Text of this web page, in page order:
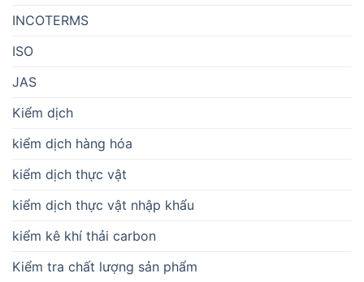
INCOTERMS
ISO
JAS
Kiểm dịch
kiểm dịch hàng hóa
kiểm dịch thực vật
kiểm dịch thực vật nhập khẩu
kiểm kê khí thải carbon
Kiểm tra chất lượng sản phẩm